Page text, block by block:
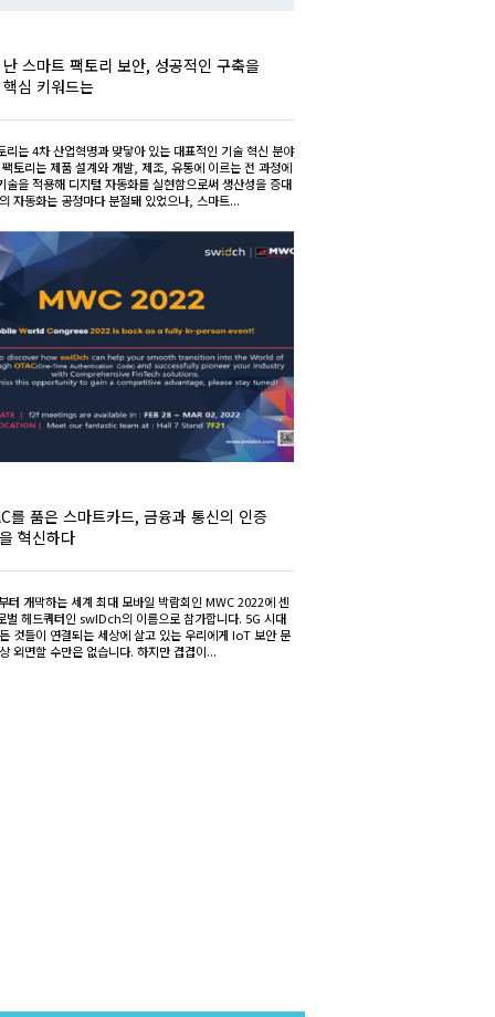
스마트 팩토리 보안, 성공적인 구축을
심 키워드는
리는 4차 산업혁명과 맞닿아 있는 대표적인 기술 혁신 분야
토리는 제품 설계와 개발, 제조, 유통에 이르는 전 과정에
술을 적용해 디지털 자동화를 실현함으로써 생산성을 증대
자동화는 공정마다 분절돼 있었으나, 스마트...
를 품은 스마트카드, 금융과 통신의 인증
혁신하다
터 개막하는 세계 최대 모바일 박람회인 MWC 2022에 센
벌 헤드쿼터인 swIDch의 이름으로 참가합니다. 5G 시대
것들이 연결되는 세상에 살고 있는 우리에게 IoT 보안 문
외면할 수만은 없습니다. 하지만 겹겹이...